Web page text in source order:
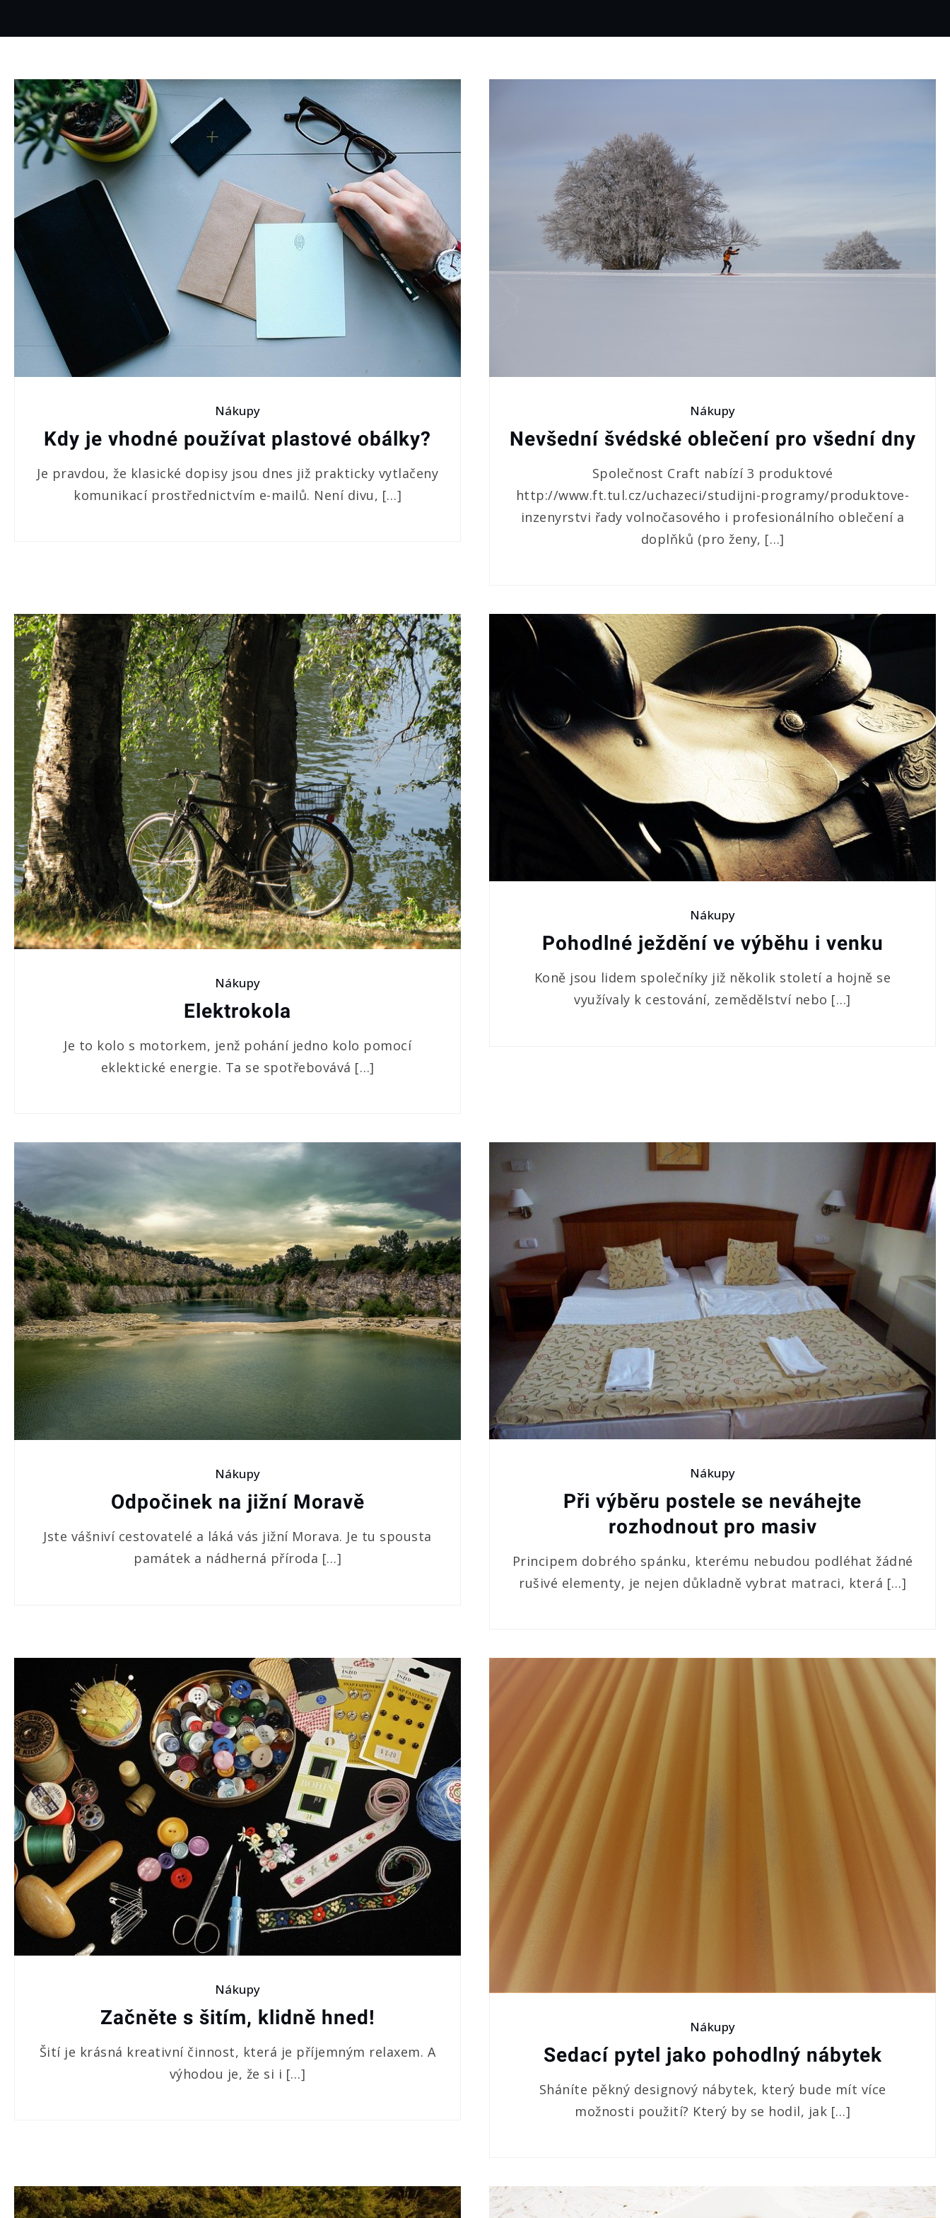
Nákupy
Kdy je vhodné používat plastové obálky?
Je pravdou, že klasické dopisy jsou dnes již prakticky vytlačeny
komunikací prostřednictvím e-mailů. Není divu, […]
Nákupy
Nevšední švédské oblečení pro všední dny
Společnost Craft nabízí 3 produktové
http://www.ft.tul.cz/uchazeci/studijni-programy/produktove-
inzenyrstvi řady volnočasového i profesionálního oblečení a
doplňků (pro ženy, […]
Nákupy
Elektrokola
Je to kolo s motorkem, jenž pohání jedno kolo pomocí
eklektické energie. Ta se spotřebovává […]
Nákupy
Pohodlné ježdění ve výběhu i venku
Koně jsou lidem společníky již několik století a hojně se
využívaly k cestování, zemědělství nebo […]
Nákupy
Odpočinek na jižní Moravě
Jste vášniví cestovatelé a láká vás jižní Morava. Je tu spousta
památek a nádherná příroda […]
Nákupy
Při výběru postele se neváhejte
rozhodnout pro masiv
Principem dobrého spánku, kterému nebudou podléhat žádné
rušivé elementy, je nejen důkladně vybrat matraci, která […]
Nákupy
Začněte s šitím, klidně hned!
Šití je krásná kreativní činnost, která je příjemným relaxem. A
výhodou je, že si i […]
Nákupy
Sedací pytel jako pohodlný nábytek
Sháníte pěkný designový nábytek, který bude mít více
možnosti použití? Který by se hodil, jak […]